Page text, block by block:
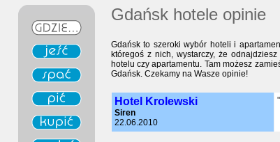
Gdańsk hotele opinie
Gdańsk to szeroki wybór hoteli i
któregoś z nich, wystarczy, że
hotelu czy apartamentu. Tam możesz
Gdańsk. Czekamy na Wasze opinie!
Hotel Krolewski
Siren
22.06.2010